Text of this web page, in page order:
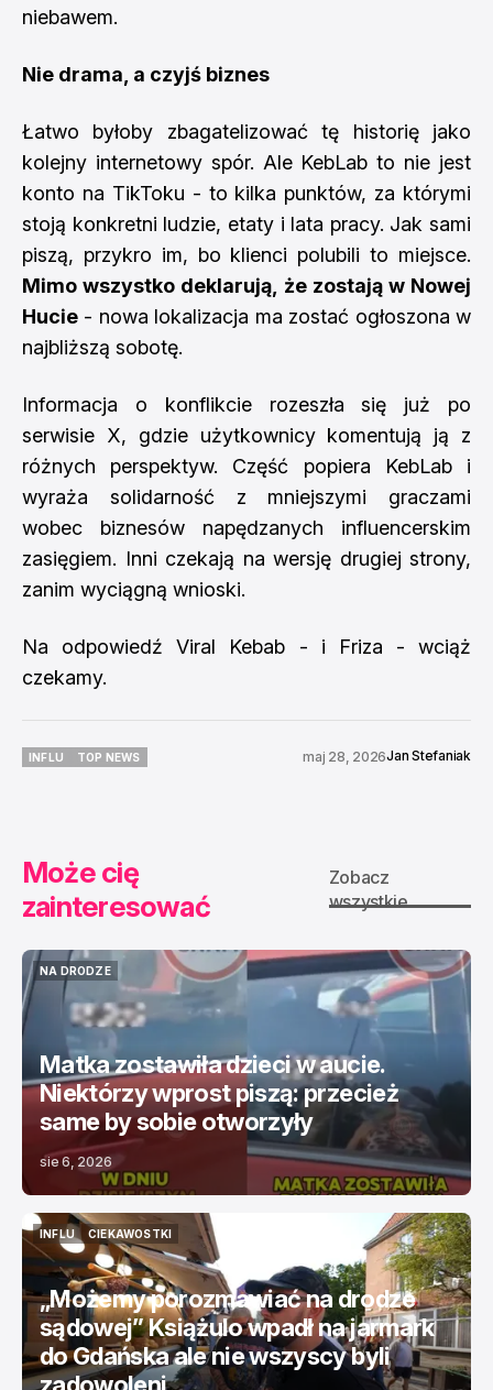
niebawem.
Nie drama, a czyjś biznes
Łatwo byłoby zbagatelizować tę historię jako
kolejny internetowy spór. Ale KebLab to nie jest
konto na TikToku - to kilka punktów, za którymi
stoją konkretni ludzie, etaty i lata pracy. Jak sami
piszą, przykro im, bo klienci polubili to miejsce.
Mimo wszystko deklarują, że zostają w Nowej
Hucie - nowa lokalizacja ma zostać ogłoszona w
najbliższą sobotę.
Informacja o konflikcie rozeszła się już po
serwisie X, gdzie użytkownicy komentują ją z
różnych perspektyw. Część popiera KebLab i
wyraża solidarność z mniejszymi graczami
wobec biznesów napędzanych influencerskim
zasięgiem. Inni czekają na wersję drugiej strony,
zanim wyciągną wnioski.
Na odpowiedź Viral Kebab - i Friza - wciąż
czekamy.
INFLU
TOP NEWS
maj 28, 2026Jan Stefaniak
Może cię
zainteresować
Zobacz
wszystkie
NA DRODZE
NA DRODZE
Matka zostawiła dzieci w aucie.
Niektórzy wprost piszą: przecież
same by sobie otworzyły
sie 6, 2026
INFLU
INFLU
CIEKAWOSTKI
CIEKAWOSTKI
„Możemy porozmawiać na drodze
sądowej” Książulo wpadł na jarmark
do Gdańska ale nie wszyscy byli